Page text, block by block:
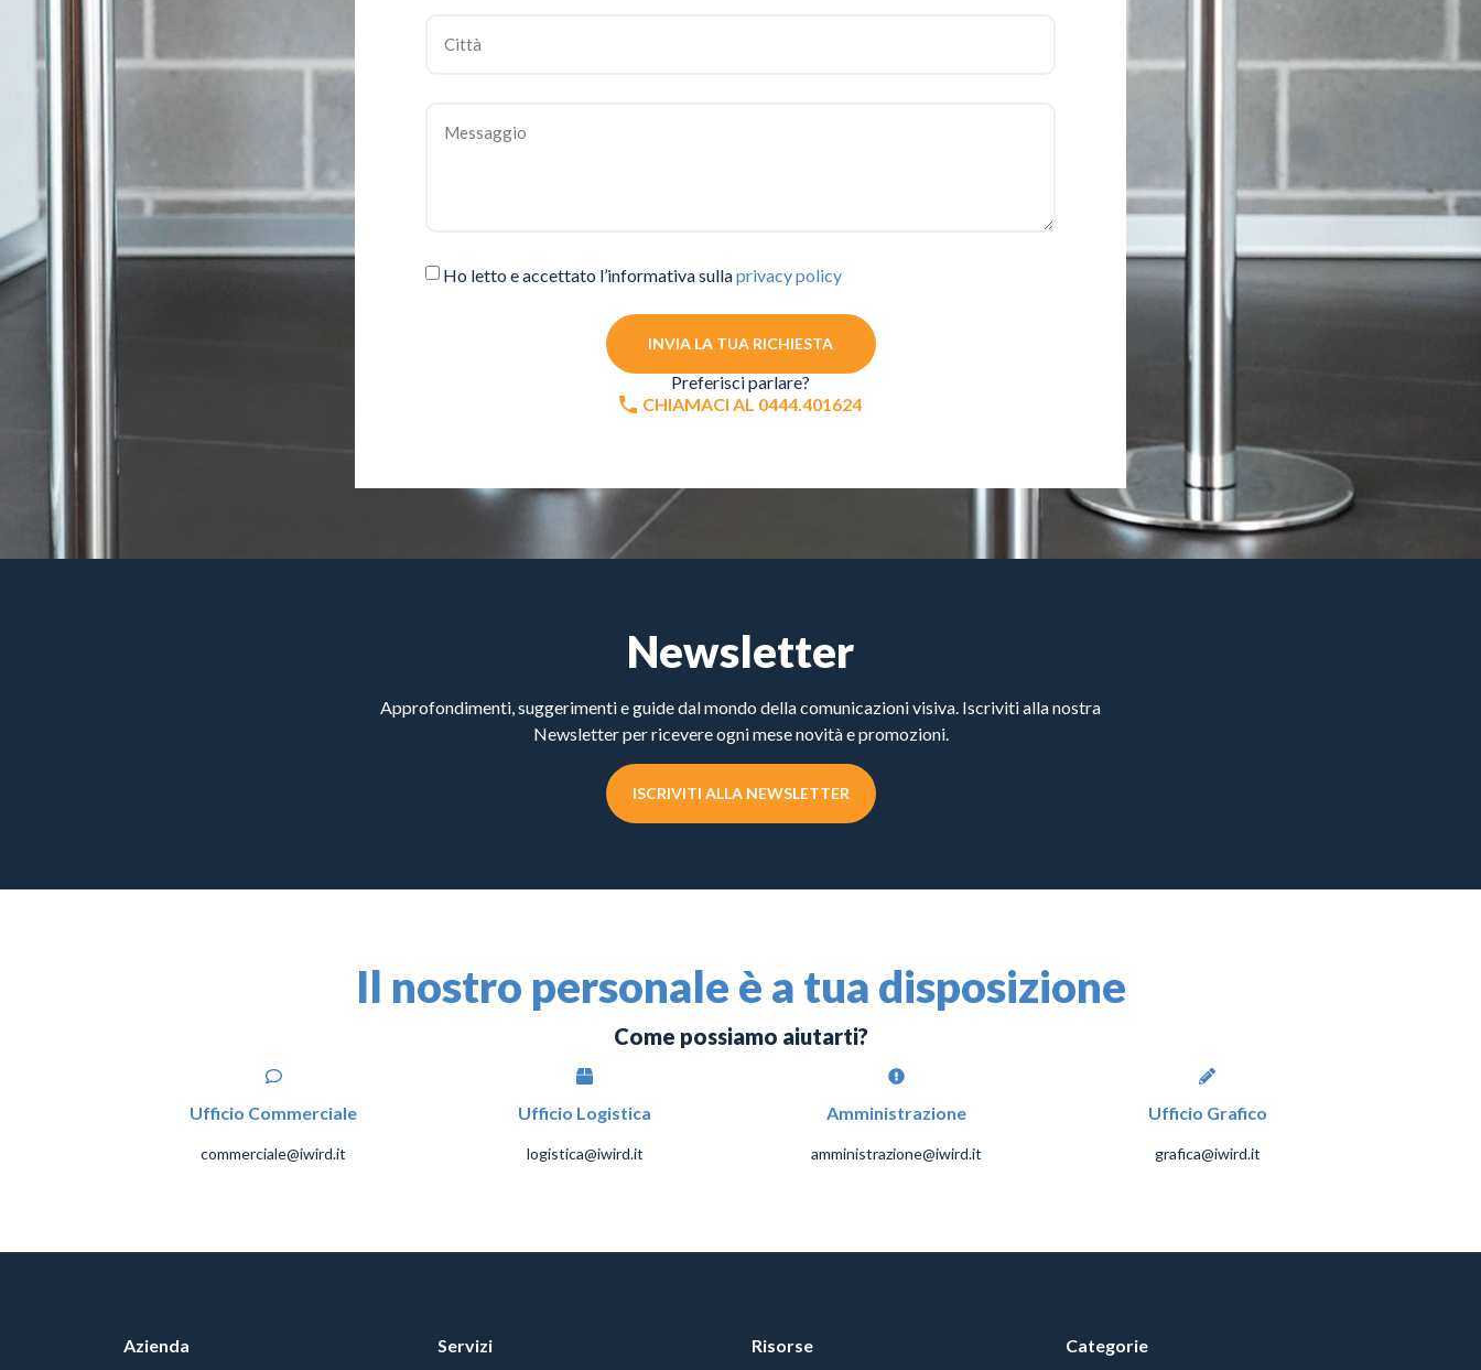
Ho letto e accettato l’informativa sullaprivacy policy
INVIA LA TUA RICHIESTA
Preferisci parlare?
CHIAMACI AL 0444.401624
Newsletter
Approfondimenti, suggerimenti e guide dal mondo della comunicazioni visiva. Iscriviti alla nostra
Newsletter per ricevere ogni mese novità e promozioni.
ISCRIVITI ALLA NEWSLETTER
Il nostro personale è a tua disposizione
Come possiamo aiutarti?
Ufficio Commerciale
commerciale@iwird.it
Ufficio Logistica
logistica@iwird.it
Amministrazione
amministrazione@iwird.it
Ufficio Grafico
grafica@iwird.it
Azienda Servizi Risorse Categorie